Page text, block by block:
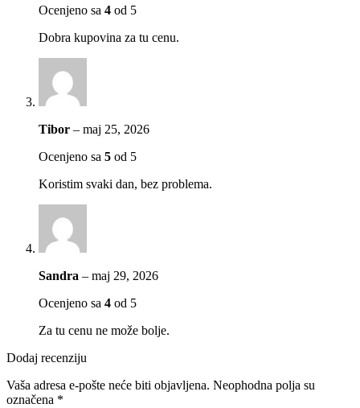
Ocenjeno sa 4 od 5
Dobra kupovina za tu cenu.
Tibor – maj 25, 2026
Ocenjeno sa 5 od 5
Koristim svaki dan, bez problema.
Sandra – maj 29, 2026
Ocenjeno sa 4 od 5
Za tu cenu ne može bolje.
Dodaj recenziju
Vaša adresa e-pošte neće biti objavljena. Neophodna polja su
označena *